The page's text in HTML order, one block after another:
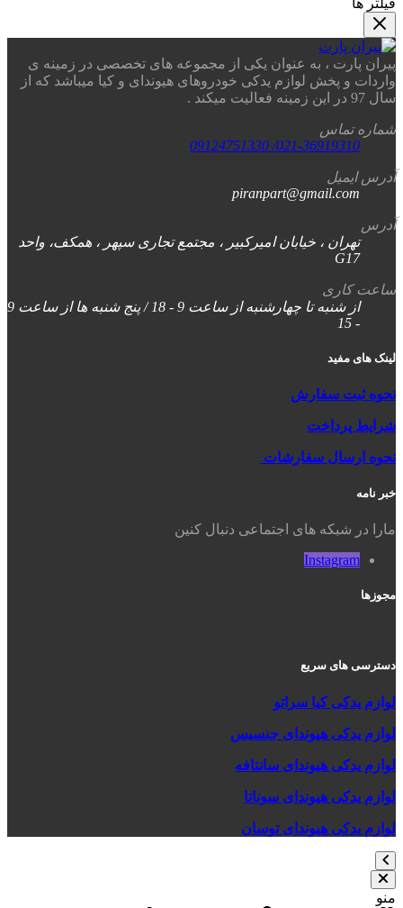
فیلتر ها
پیران پارت ، به عنوان یکی از مجموعه های تخصصی در زمینه ی
واردات و پخش لوازم یدکی خودروهای هیوندای و کیا میباشد که از
سال 97 در این زمینه فعالیت میکند .
شماره تماس
021-36919310/ 09124751330
آدرس ایمیل
piranpart@gmail.com
آدرس
تهران ، خیابان امیرکبیر ، مجتمع تجاری سپهر ، همکف، واحد
G17
ساعت کاری
از شنبه تا چهارشنبه از ساعت 9 - 18 / پنج شنبه ها از ساعت 9
- 15
لینک های مفید
نحوه ثبت سفارش
شرایط پرداخت
نحوه ارسال سفارشات
خبر نامه
مارا در شبکه های اجتماعی دنبال کنین
Instagram
مجوزها
دسترسی های سریع
لوازم یدکی کیا سراتو
لوازم یدکی هیوندای جنسیس
لوازم یدکی هیوندای سانتافه
لوازم یدکی هیوندای سوناتا
لوازم یدکی هیوندای توسان
منو